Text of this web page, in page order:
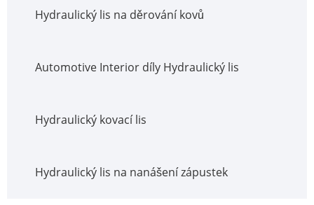
Hydraulický lis na děrování kovů
Automotive Interior díly Hydraulický lis
Hydraulický kovací lis
Hydraulický lis na nanášení zápustek